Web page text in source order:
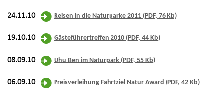
24.11.10 Reisen in die Naturparke 2011 (PDF, 76 Kb)
19.10.10 Gästeführertreffen 2010 (PDF, 44 Kb)
08.09.10 Uhu Ben im Naturpark (PDF, 55 Kb)
06.09.10 Preisverleihung Fahrtziel Natur Award (PDF, 42 Kb)